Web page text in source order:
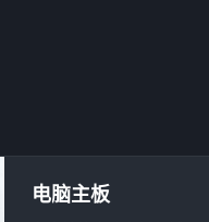
电脑主板